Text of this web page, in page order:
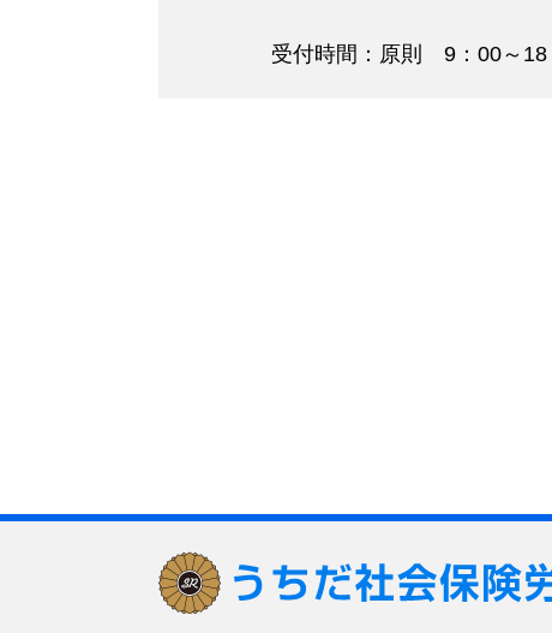
受付時間：原則 9：00～